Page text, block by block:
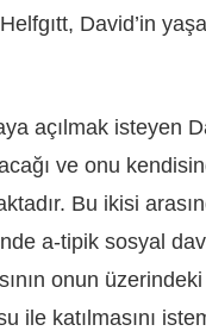
David’in
açılmak isteyen
ve onu
Bu ikisi
a-tipik sosyal
onun
ile katılmasını